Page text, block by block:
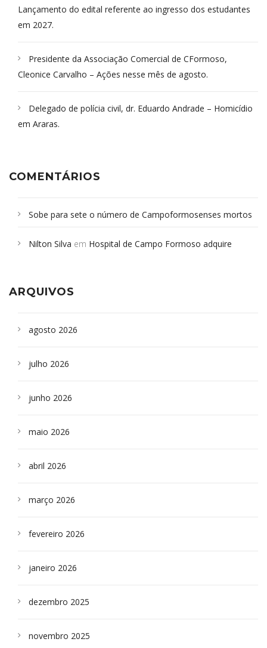
Lançamento do edital referente ao ingresso dos estudantes
em 2027.
Presidente da Associação Comercial de CFormoso,
Cleonice Carvalho – Ações nesse mês de agosto.
Delegado de polícia civil, dr. Eduardo Andrade – Homicídio
em Araras.
COMENTÁRIOS
Sobe para sete o número de Campoformosenses mortos
Campoformosenses que morreram em desabamentos são
Nilton Silva em Hospital de Campo Formoso adquire
ARQUIVOS
agosto 2026
julho 2026
junho 2026
maio 2026
abril 2026
março 2026
fevereiro 2026
janeiro 2026
dezembro 2025
novembro 2025